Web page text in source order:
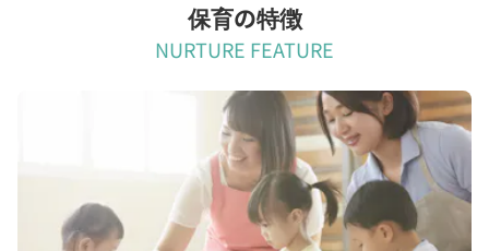
保育の特徴
NURTURE FEATURE